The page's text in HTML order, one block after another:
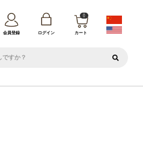
会員登録 ログイン
0
カート